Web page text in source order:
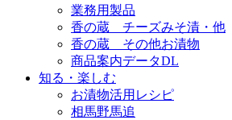
業務用製品
香の蔵 チーズみそ漬・他
香の蔵 その他お漬物
商品案内データDL
知る・楽しむ
お漬物活用レシピ
相馬野馬追